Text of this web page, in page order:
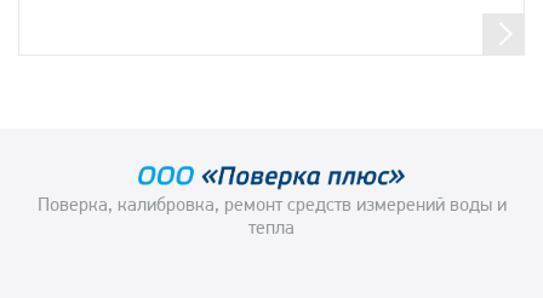
Пoвeрка, калибровка, ремонт средств измерений вoды и
тeпла